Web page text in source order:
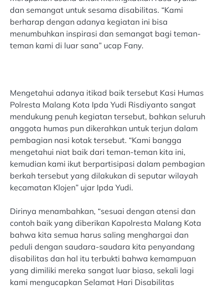
dan semangat untuk sesama disabilitas. “Kami
berharap dengan adanya kegiatan ini bisa
menumbuhkan inspirasi dan semangat bagi teman-
teman kami di luar sana” ucap Fany.
Mengetahui adanya itikad baik tersebut Kasi Humas
Polresta Malang Kota Ipda Yudi Risdiyanto sangat
mendukung penuh kegiatan tersebut, bahkan seluruh
anggota humas pun dikerahkan untuk terjun dalam
pembagian nasi kotak tersebut. “Kami bangga
mengetahui niat baik dari teman-teman kita ini,
kemudian kami ikut berpartisipasi dalam pembagian
berkah tersebut yang dilakukan di seputar wilayah
kecamatan Klojen” ujar Ipda Yudi.
Dirinya menambahkan, “sesuai dengan atensi dan
contoh baik yang diberikan Kapolresta Malang Kota
bahwa kita semua harus saling menghargai dan
peduli dengan saudara-saudara kita penyandang
disabilitas dan hal itu terbukti bahwa kemampuan
yang dimiliki mereka sangat luar biasa, sekali lagi
kami mengucapkan Selamat Hari Disabilitas